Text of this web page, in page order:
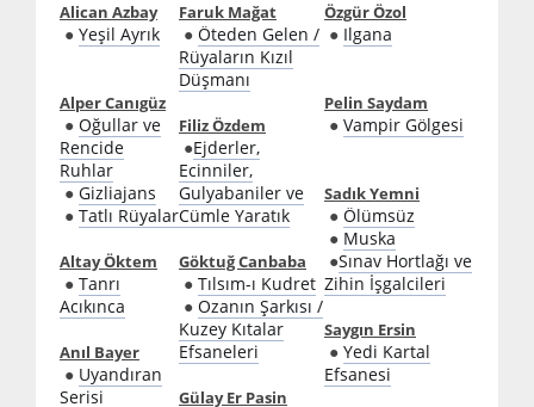
Alican Azbay
● Yeşil Ayrık
Alper Canıgüz
● Oğullar ve
Rencide
Ruhlar
● Gizliajans
● Tatlı Rüyalar
Altay Öktem
● Tanrı
Acıkınca
Anıl Bayer
● Uyandıran
Serisi
Faruk Mağat
● Öteden Gelen /
Rüyaların Kızıl
Düşmanı
Filiz Özdem
●Ejderler,
Ecinniler,
Gulyabaniler ve
Cümle Yaratık
Göktuğ Canbaba
● Tılsım-ı Kudret
● Ozanın Şarkısı /
Kuzey Kıtalar
Efsaneleri
Gülay Er Pasin
Özgür Özol
● Ilgana
Pelin Saydam
● Vampir Gölgesi
Sadık Yemni
● Ölümsüz
● Muska
●Sınav Hortlağı ve
Zihin İşgalcileri
Saygın Ersin
● Yedi Kartal
Efsanesi